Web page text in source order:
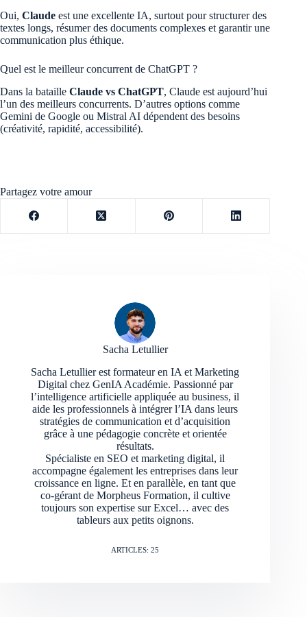
Oui, Claude est une excellente IA, surtout pour structurer des
textes longs, résumer des documents complexes et garantir une
communication plus éthique.
Quel est le meilleur concurrent de ChatGPT ?
Dans la bataille Claude vs ChatGPT, Claude est aujourd’hui
l’un des meilleurs concurrents. D’autres options comme
Gemini de Google ou Mistral AI dépendent des besoins
(créativité, rapidité, accessibilité).
Partagez votre amour
Sacha Letullier
Sacha Letullier est formateur en IA et Marketing
Digital chez GenIA Académie. Passionné par
l’intelligence artificielle appliquée au business, il
aide les professionnels à intégrer l’IA dans leurs
stratégies de communication et d’acquisition
grâce à une pédagogie concrète et orientée
résultats.
Spécialiste en SEO et marketing digital, il
accompagne également les entreprises dans leur
croissance en ligne. Et en parallèle, en tant que
co-gérant de Morpheus Formation, il cultive
toujours son expertise sur Excel… avec des
tableurs aux petits oignons.
ARTICLES: 25